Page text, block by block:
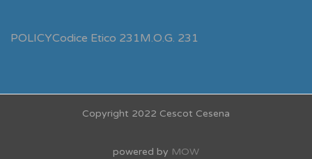
POLICYCodice Etico 231M.O.G. 231
Copyright 2022 Cescot Cesena
powered by MOW